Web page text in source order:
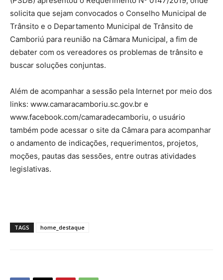
solicita que sejam convocados o Conselho Municipal de
Trânsito e o Departamento Municipal de Trânsito de
Camboriú para reunião na Câmara Municipal, a fim de
debater com os vereadores os problemas de trânsito e
buscar soluções conjuntas.
Além de acompanhar a sessão pela Internet por meio dos
links: www.camaracamboriu.sc.gov.br e
www.facebook.com/camaradecamboriu, o usuário
também pode acessar o site da Câmara para acompanhar
o andamento de indicações, requerimentos, projetos,
moções, pautas das sessões, entre outras atividades
legislativas.
TAGS home_destaque